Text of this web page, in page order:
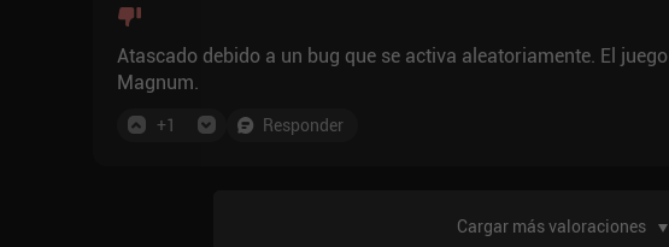
Atascado debido a un bug que se activa aleatoriamente. El
Magnum.
+1 Responder
Cargar más valoraciones